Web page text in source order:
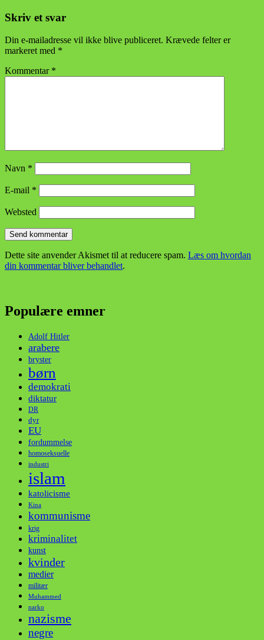
Skriv et svar
Din e-mailadresse vil ikke blive publiceret. Krævede felter er
markeret med *
Kommentar *
Navn *
E-mail *
Websted
Dette site anvender Akismet til at reducere spam. Læs om hvordan
din kommentar bliver behandlet.
Populære emner
Adolf Hitler
arabere
bryster
børn
demokrati
diktatur
DR
dyr
EU
fordummelse
homoseksuelle
industri
islam
katolicisme
Kina
kommunisme
krig
kriminalitet
kunst
kvinder
medier
militær
Muhammed
narko
nazisme
negre